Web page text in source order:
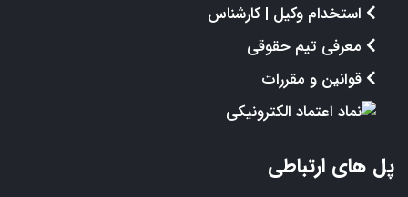
استخدام وکیل | کارشناس
معرفی تیم حقوقی
قوانین و مقررات
پل های ارتباطی